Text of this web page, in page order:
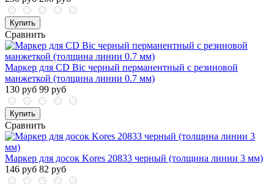
Купить
Сравнить
Маркер для CD Bic черный перманентный с резиновой
манжеткой (толщина линии 0.7 мм)
130 руб 99 руб
Купить
Сравнить
Маркер для досок Kores 20833 черный (толщина линии 3 мм)
146 руб 82 руб